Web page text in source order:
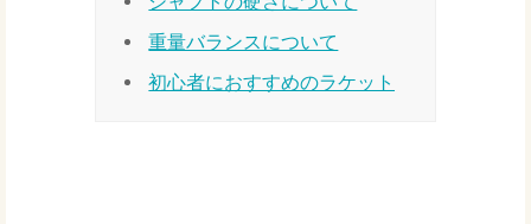
重量バランスについて
初心者におすすめのラケット